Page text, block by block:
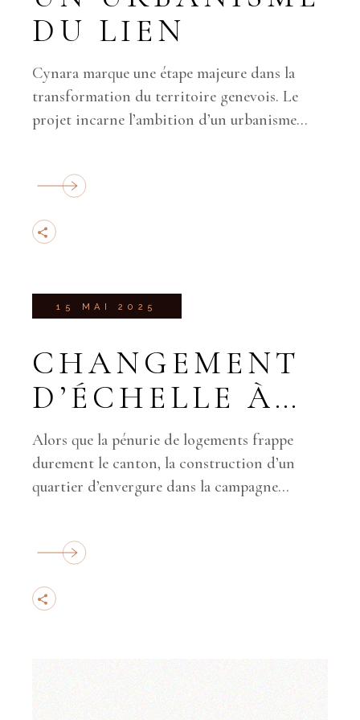
DU LIEN
Cynara marque une étape majeure dans la
transformation du territoire genevois. Le
projet incarne l’ambition d’un urbanisme
15 MAI 2025
CHANGEMENT
D’ÉCHELLE À
PLAN-LES-
OUATES
Alors que la pénurie de logements frappe
durement le canton, la construction d’un
quartier d’envergure dans la campagne